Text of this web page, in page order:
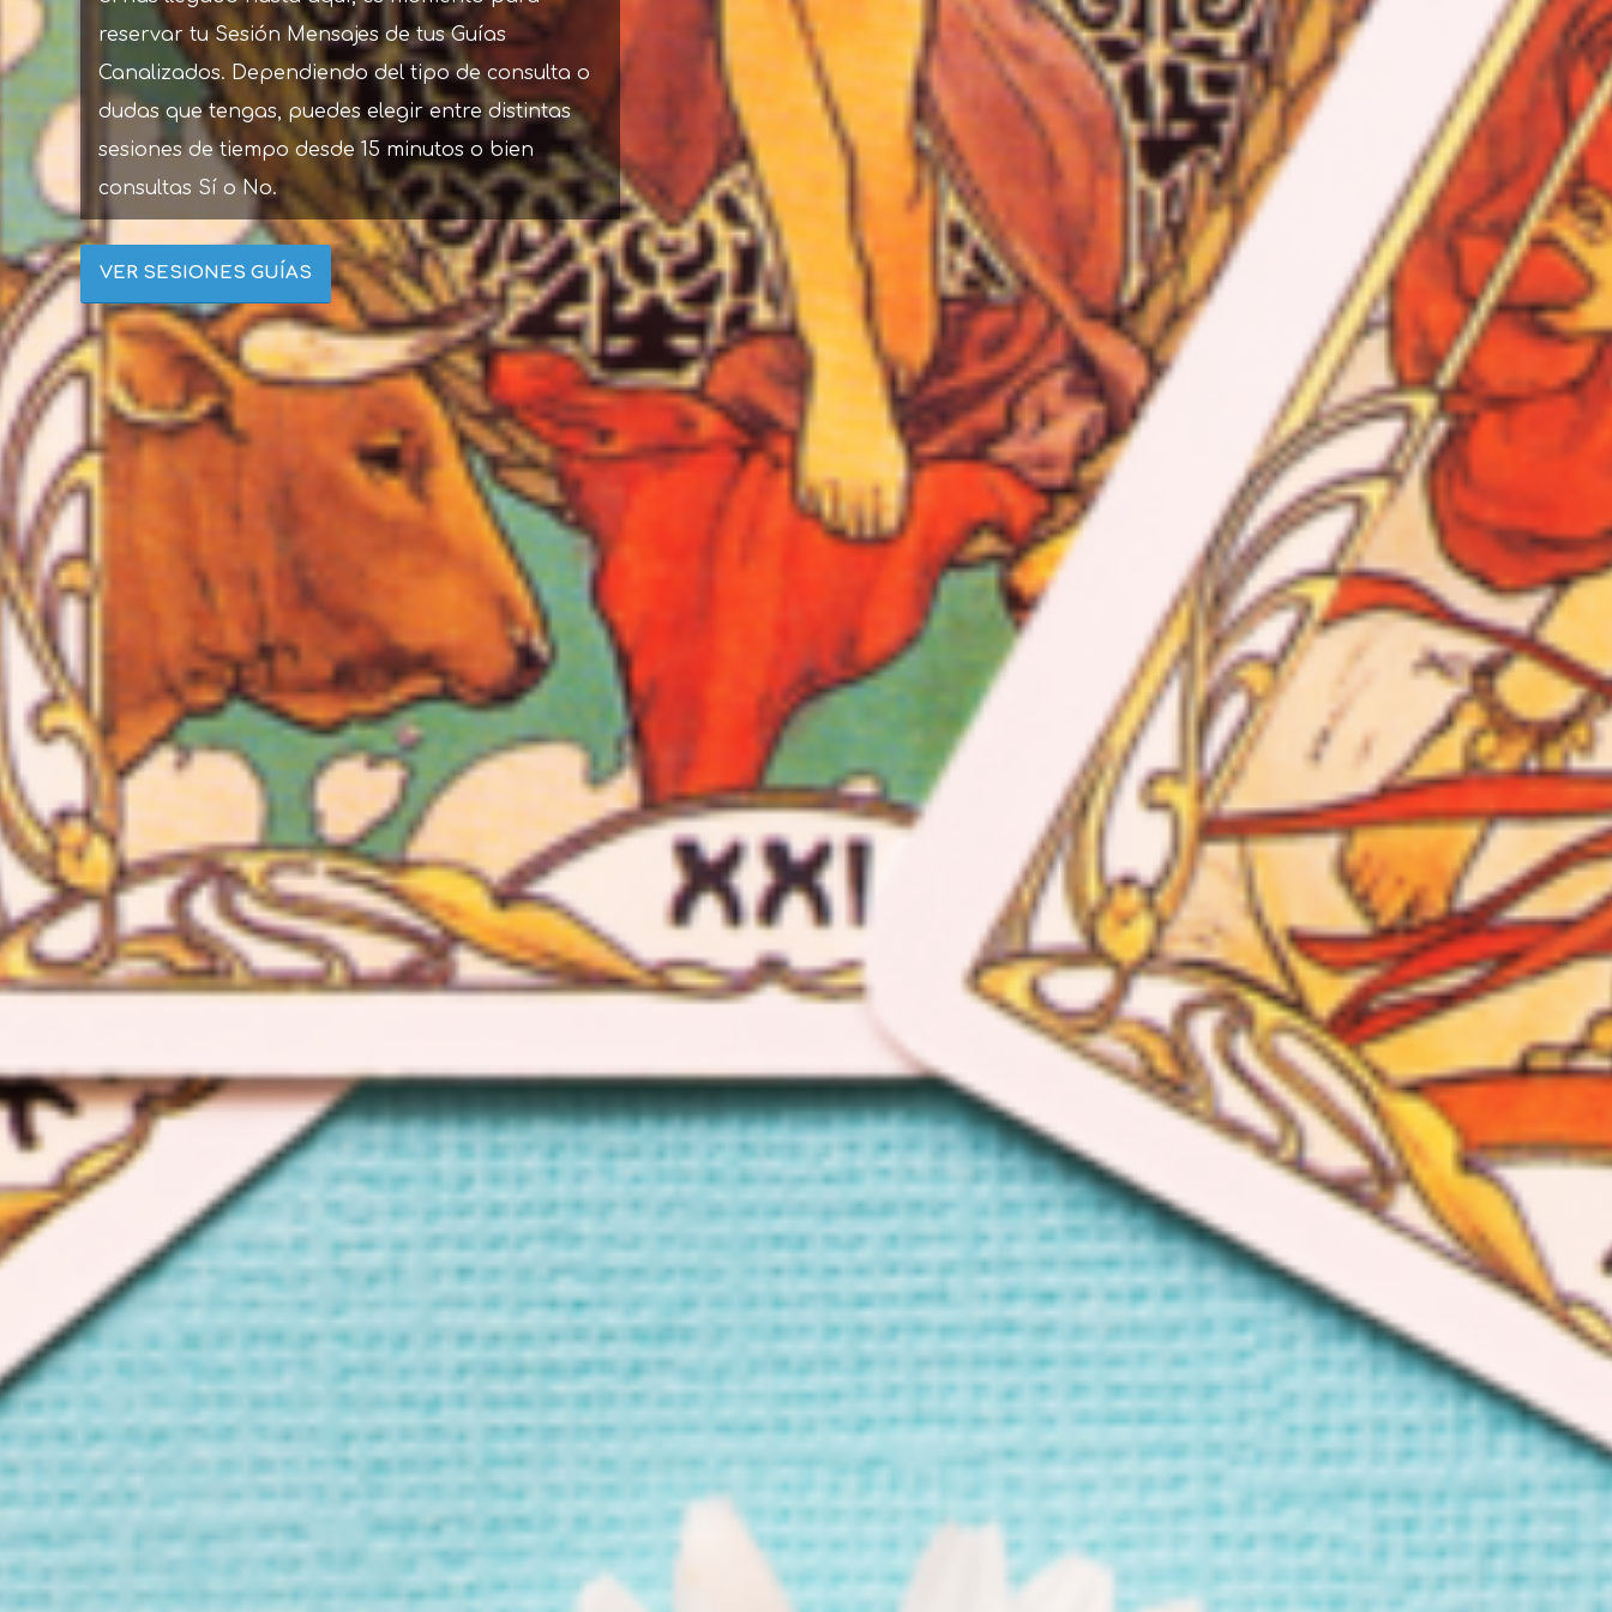
reservar tu Sesión Mensajes de tus Guías
Canalizados. Dependiendo del tipo de consulta o
dudas que tengas, puedes elegir entre distintas
sesiones de tiempo desde 15 minutos o bien
consultas Sí o No.
VER SESIONES GUÍAS